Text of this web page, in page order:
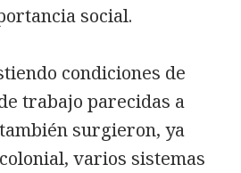
social.
condiciones de
trabajo parecidas a
surgieron, ya
varios sistemas